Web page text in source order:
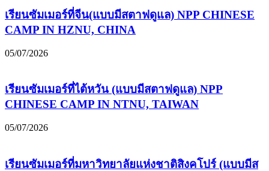
เรียนซัมเมอร์ที่จีน(แบบมีสตาฟดูแล) NPP CHINESE
CAMP IN HZNU, CHINA
05/07/2026
เรียนซัมเมอร์ที่ไต้หวัน (แบบมีสตาฟดูแล) NPP
CHINESE CAMP IN NTNU, TAIWAN
05/07/2026
เรียนซัมเมอร์ที่มหาวิทยาลัยแห่งชาติสิงคโปร์ (แบบมีส